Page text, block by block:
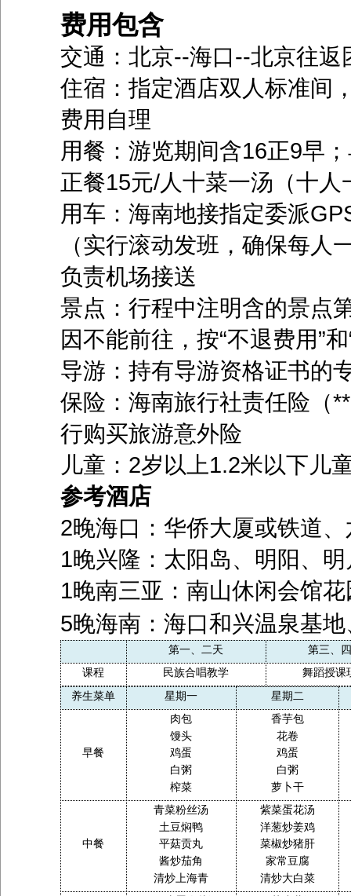
费用包含
交通：北京--海口--北京往
住宿：指定酒店双人标准间
费用自理
用餐：游览期间含16正9早
正餐15元/人十菜一汤（十
用车：海南地接指定委派
（实行滚动发班，确保每
负责机场接送
景点：行程中注明含的景点
因不能前往，按“不退费用”
导游：持有导游资格证书的
保险：海南旅行社责任险（
行购买旅游意外险
儿童：2岁以上1.2米以下儿
参考酒店
2晚海口：华侨大厦或铁道
1晚兴隆：太阳岛、明阳、
1晚南三亚：南山休闲会馆
5晚海南：海口和兴温泉基
第一、二天
第三、
课程
民族合唱教学
舞蹈授课
养生菜单
星期一 星期二
早餐
肉包
馒头
鸡蛋
白粥
榨菜
香芋包
花卷
鸡蛋
白粥
萝卜干
中餐
青菜粉丝汤
土豆焖鸭
平菇贡丸
酱炒茄角
清炒上海青
紫菜蛋花汤
洋葱炒姜鸡
菜椒炒猪肝
家常豆腐
清炒大白菜